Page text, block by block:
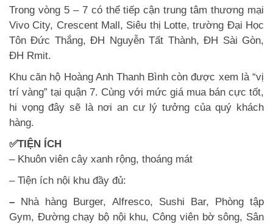
Trong vòng 5 – 7 có thể tiếp cận trung tâm thương mại
Vivo City, Crescent Mall, Siêu thị Lotte, trường Đại Học
Tôn Đức Thắng, ĐH Nguyễn Tất Thành, ĐH Sài Gòn,
ĐH Rmit.
Khu căn hộ Hoàng Anh Thanh Bình còn được xem là “vị
trí vàng” tại quận 7. Cùng với mức giá mua bán cực tốt,
hi vọng đây sẽ là nơi an cư lý tưởng của quý khách
hàng.
✅TIỆN ÍCH
– Khuôn viên cây xanh rộng, thoáng mát
– Tiện ích nội khu đầy đủ:
– Nhà hàng Burger, Alfresco, Sushi Bar, Phòng tập
Gym, Đường chạy bộ nội khu, Công viên bờ sông, Sân